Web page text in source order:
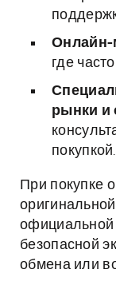
Онлайн-
где
рынки и
покупкой.
При покупке
официальной
безопасной
обмена или